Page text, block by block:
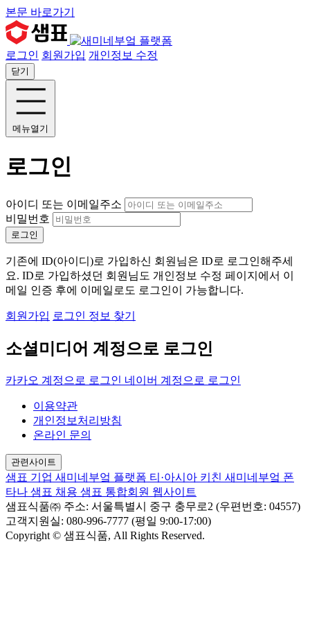
본문 바로가기
로그인 회원가입 개인정보 수정
닫기
메뉴열기
로그인
아이디 또는 이메일주소
비밀번호
로그인
기존에 ID(아이디)로 가입하신 회원님은 ID로 로그인해주세
요. ID로 가입하셨던 회원님도 개인정보 수정 페이지에서 이
메일 인증 후에 이메일로도 로그인이 가능합니다.
회원가입 로그인 정보 찾기
소셜미디어 계정으로 로그인
카카오 계정으로 로그인 네이버 계정으로 로그인
이용약관
개인정보처리방침
온라인 문의
관련사이트
샘표 기업 새미네부엌 플랫폼 티·아시아 키친 새미네부엌 폰
타나 샘표 채용 샘표 통합회원 웹사이트
샘표식품㈜ 주소: 서울특별시 중구 충무로2 (우편번호: 04557)
고객지원실: 080-996-7777 (평일 9:00-17:00)
Copyright © 샘표식품, All Rights Reserved.